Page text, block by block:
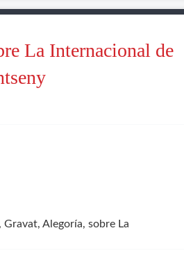
La Internacional de
Gravat, Alegoría, sobre La